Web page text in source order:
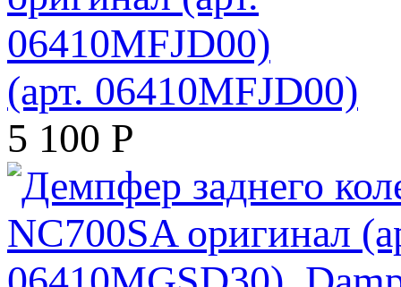
(арт. 06410MFJD00)
5 100 Р